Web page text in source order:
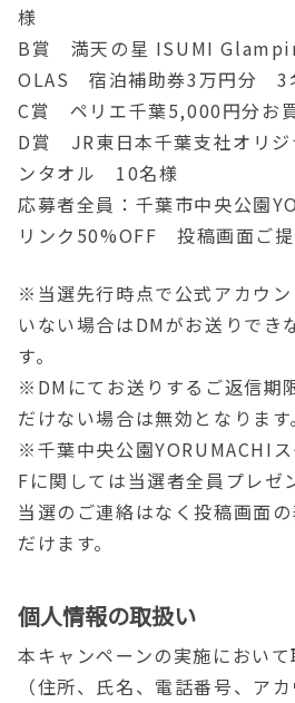
様
B賞 満天の星 ISUMI
OLAS 宿泊補助券3万円分 3
C賞 ペリエ千葉5,000円分お
D賞 JR東日本千葉支社オリジ
ンタオル 10名様
応募者全員：千葉市中央公園
リンク50%OFF 投稿画面ご
※当選先行時点で公式アカウ
いない場合はDMがお送りでき
す。
※DMにてお送りするご返信期
だけない場合は無効となります。
※千葉中央公園YORUMACHI
Fに関しては当選者全員プレゼ
当選のご連絡はなく投稿画面
だけます。
個人情報の取扱い
本キャンペーンの実施におい
（住所、氏名、電話番号、ア